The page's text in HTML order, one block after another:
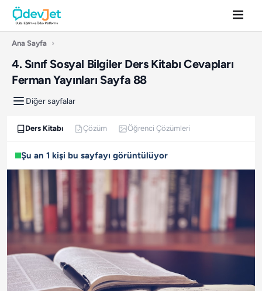
Ana Sayfa ›
4. Sınıf Sosyal Bilgiler Ders Kitabı Cevapları
Ferman Yayınları Sayfa 88
Diğer sayfalar
Ders Kitabı Çözüm Öğrenci Çözümleri
Şu an 1 kişi bu sayfayı görüntülüyor